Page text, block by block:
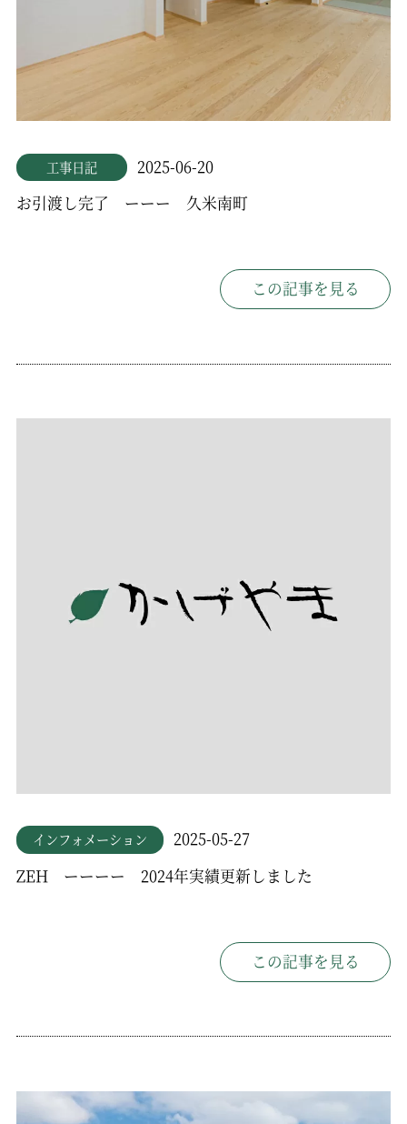
工事日記
2025-06-20
お引渡し完了 ーーー 久米南町
この記事を見る
インフォメーション
2025-05-27
ZEH ーーーー 2024年実績更新しました
この記事を見る